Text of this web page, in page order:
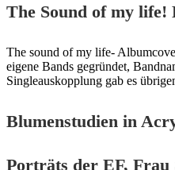
The Sound of my life!
The sound of my life-
eigene Bands gegründet,
Singleauskopplung gab es
Blumenstudien in
Porträts der EF, Frau